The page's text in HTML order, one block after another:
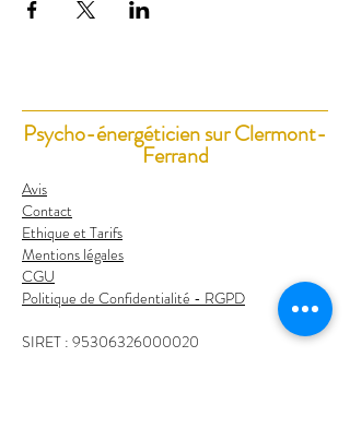
Psycho-énergéticien sur Clermont-
Ferrand
Avis
Contact
Ethique et Tarifs
Mentions légales
CGU
Politique de Confidentialité - RGPD
SIRET : 95306326000020